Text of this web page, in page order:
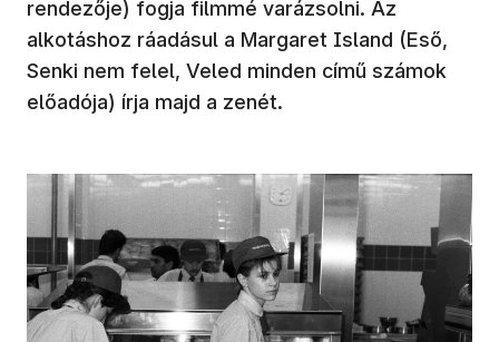
rendezője) fogja filmmé varázsolni. Az
alkotáshoz ráadásul a Margaret Island (Eső,
Senki nem felel, Veled minden című számok
előadója) írja majd a zenét.